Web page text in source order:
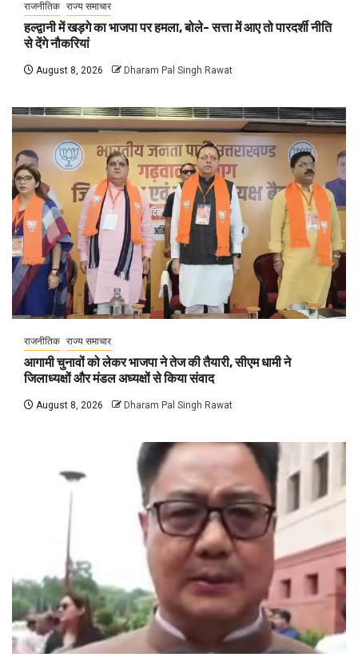
राजनीतिक राज्य समाचार
हल्द्वानी में खड़गे का भाजपा पर हमला, बोले- सत्ता में आए तो पारदर्शी नीति
से देंगे नौकरियां
August 8, 2026 Dharam Pal Singh Rawat
राजनीतिक राज्य समाचार
आगामी चुनावों को लेकर भाजपा ने तेज की तैयारी, सीएम धामी ने
जिलाध्यक्षों और मंडल अध्यक्षों से किया संवाद
August 8, 2026 Dharam Pal Singh Rawat